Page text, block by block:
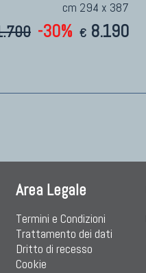
cm 294 x 387
-30% € 8.190
Area Legale
Termini e Condizioni
Trattamento dei dati
Dritto di recesso
Cookie